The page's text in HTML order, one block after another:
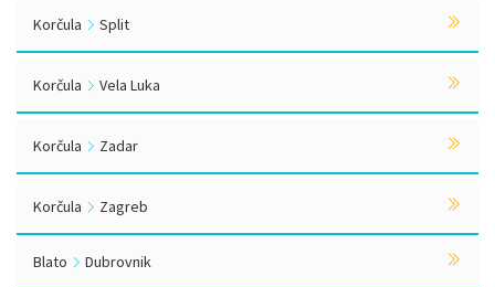
Korčula Split
Korčula Vela Luka
Korčula Zadar
Korčula Zagreb
Blato Dubrovnik